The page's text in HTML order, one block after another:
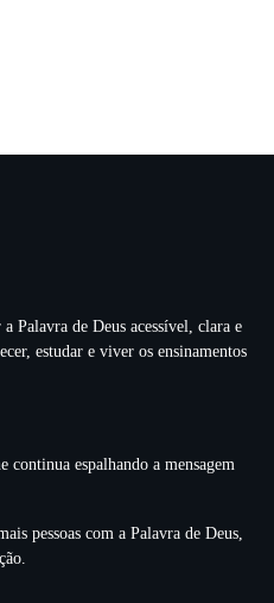
Palavra de Deus acessível, clara e
estudar e viver os ensinamentos
espalhando a mensagem
pessoas com a Palavra de Deus,